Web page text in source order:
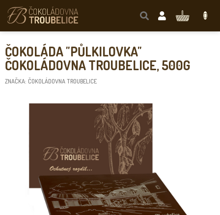
obsah
NÁKUPNÍ
ČOKOLÁDA "PŮLKILOVKA"
ČOKOLÁDOVNA TROUBELICE, 500G
ZNAČKA: ČOKOLÁDOVNA TROUBELICE